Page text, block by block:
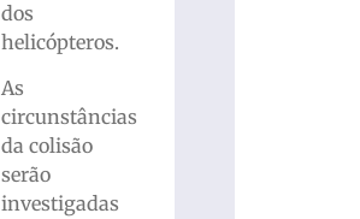
dos
helicópteros.
As
circunstâncias
da colisão
serão
investigadas